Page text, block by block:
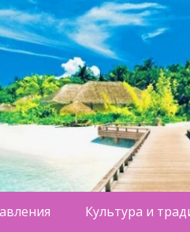
Культура и